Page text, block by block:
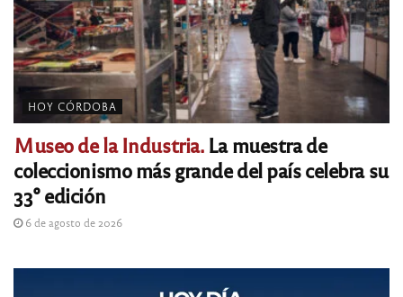
HOY CÓRDOBA
Museo de la Industria.La muestra de
coleccionismo más grande del país celebra su
33° edición
6 de agosto de 2026